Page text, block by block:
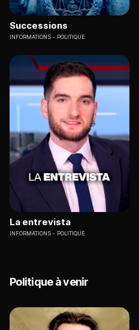
Successions
INFORMATIONS POLITIQUE
La entrevista
INFORMATIONS POLITIQUE
Politique à venir